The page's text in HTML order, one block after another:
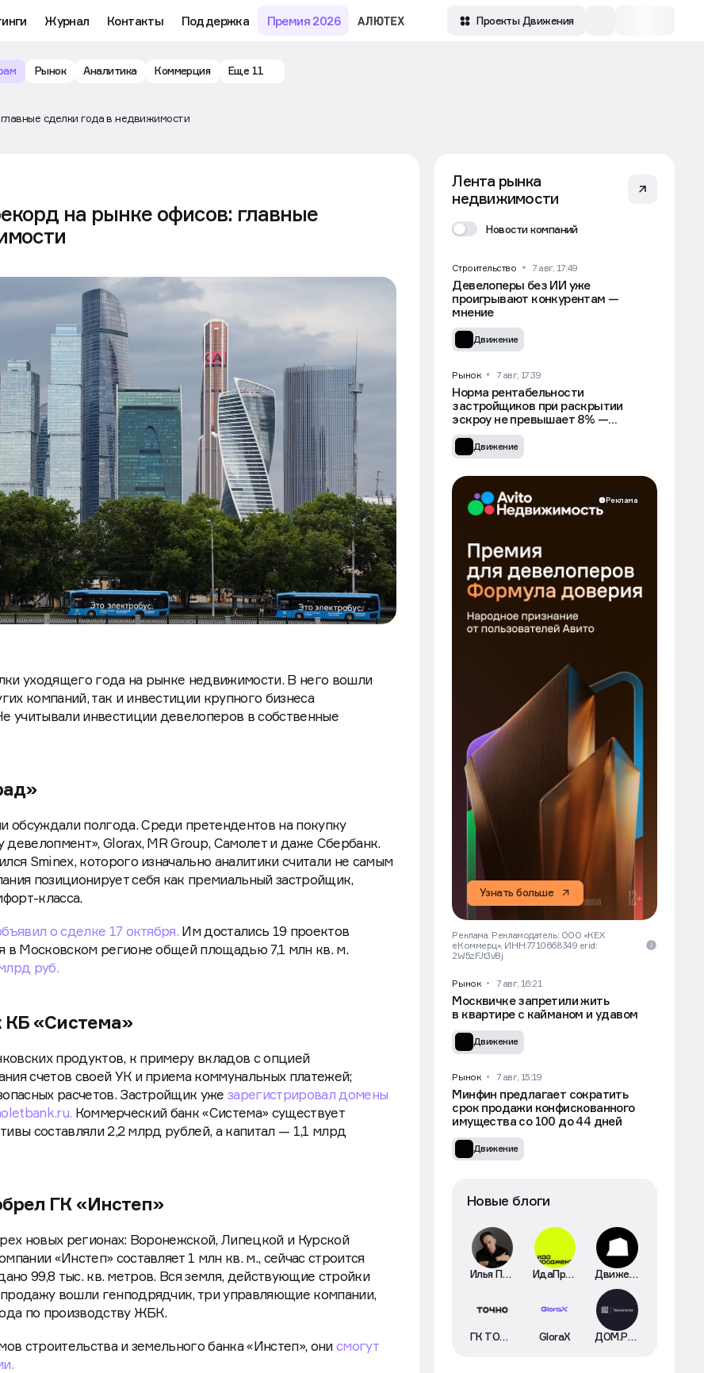
Журнал Контакты Поддержка Премия 2026 Проекты Движения
Рынок Аналитика Коммерция Еще 11
сделки года в недвижимости
на рынке офисов: главные
уходящего года на рынке недвижимости. В него вошли
компаний, так и инвестиции крупного бизнеса
учитывали инвестиции девелоперов в собственные
полгода. Среди претендентов на покупку
девелопмент», Glorax, MR Group, Самолет и даже Сбербанк.
Sminex, которого изначально аналитики считали не самым
позиционирует себя как премиальный застройщик,
класса.
о сделке 17 октября. Им достались 19 проектов
в Московском регионе общей площадью 7,1 млн кв. м.
руб.
КБ «Система»
продуктов, к примеру вкладов с опцией
счетов своей УК и приема коммунальных платежей;
расчетов. Застройщик ужезарегистрировал домены
Коммерческий банк «Система» существует
составляли 2,2 млрд рублей, а капитал — 1,1 млрд
ГК «Инстеп»
новых регионах: Воронежской, Липецкой и Курской
«Инстеп» составляет 1 млн кв. м., сейчас строится
99,8 тыс. кв. метров. Вся земля, действующие стройки
вошли генподрядчик, три управляющие компании,
по производству ЖБК.
строительства и земельного банка «Инстеп», онисмогут
Лента рынка
недвижимости
Новости компаний
Строительство 7 авг, 17:49
Девелоперы без ИИ уже
проигрывают конкурентам —
мнение
Движение
Рынок 7 авг, 17:39
Норма рентабельности
застройщиков при раскрытии
эскроу не превышает 8% —
Минстрой
Движение
Реклама
Узнать больше
Реклама. Рекламодатель: ООО «КЕХ
еКоммерц», ИНН:7710668349 erid:
2W5zFJt3vBj
Рынок 7 авг, 16:21
Москвичке запретили жить
в квартире с кайманом и удавом
Движение
Рынок 7 авг, 15:19
Минфин предлагает сократить
срок продажи конфискованного
имущества со 100 до 44 дней
Движение
Новые блоги
Илья Пискулин ИдаПроджект Движение
ГК ТОЧНО GloraX ДОМ.РФ Технологии